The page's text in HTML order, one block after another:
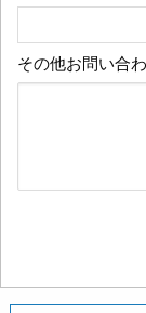
その他お問い合